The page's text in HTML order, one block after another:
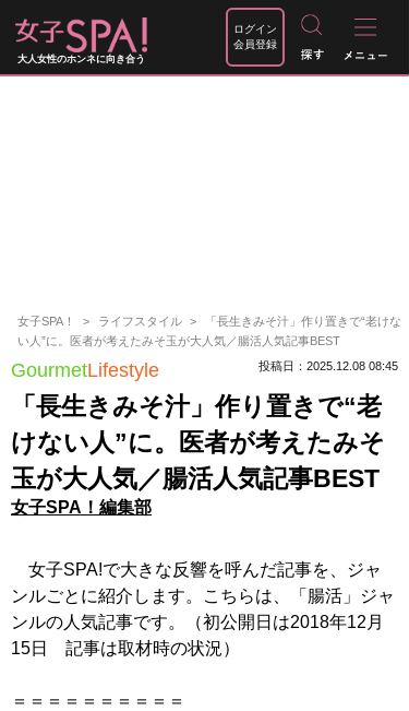
大人女性のホンネに向き合う
ログイン
会員登録
女子SPA！ ライフスタイル
「長生きみそ汁」作り置きで“老けな
い人”に。医者が考えたみそ玉が大人気／腸活人気記事BEST
GourmetLifestyle 投稿日：2025.12.08 08:45
「長生きみそ汁」作り置きで“老
けない人”に。医者が考えたみそ
玉が大人気／腸活人気記事BEST
女子SPA！編集部
女子SPA!で大きな反響を呼んだ記事を、ジャ
ンルごとに紹介します。こちらは、「腸活」ジャ
ンルの人気記事です。（初公開日は2018年12月
15日 記事は取材時の状況）
＝＝＝＝＝＝＝＝＝＝